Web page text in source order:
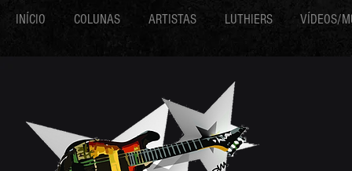
INÍCIO COLUNAS ARTISTAS LUTHIERS VÍDEOS/